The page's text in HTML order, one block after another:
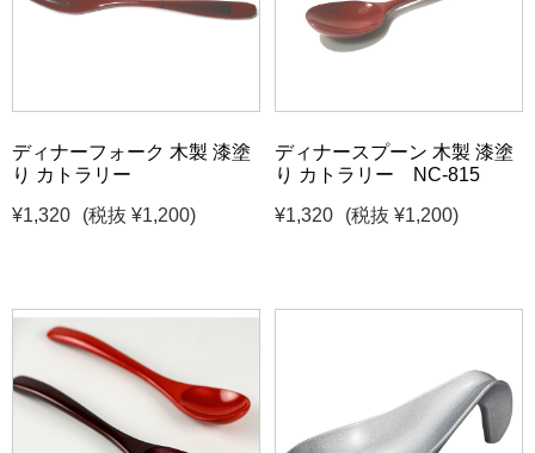
ディナーフォーク 木製 漆塗
り カトラリー
¥1,320
(税抜 ¥1,200)
ディナースプーン 木製 漆塗
り カトラリー NC-815
¥1,320
(税抜 ¥1,200)